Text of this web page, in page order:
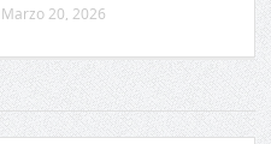
Marzo 20, 2026